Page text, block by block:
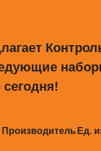
Производитель Ед.